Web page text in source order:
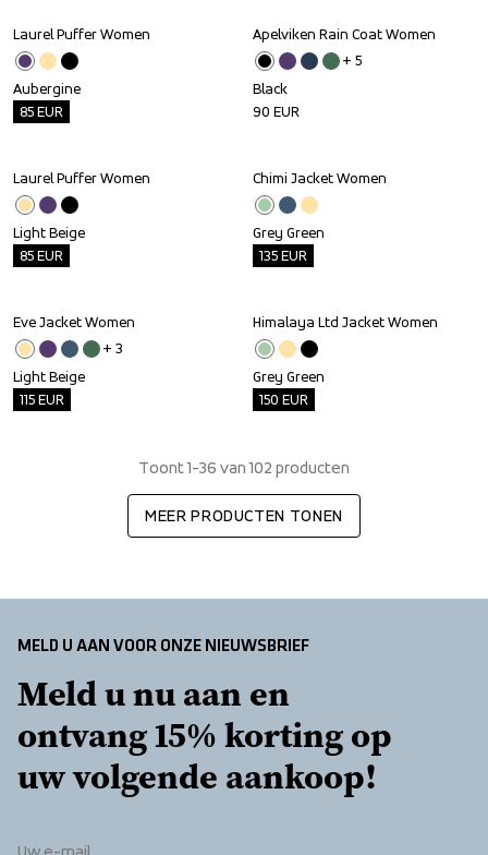
Outlet
Laurel Puffer Women
Aubergine
85EUR
Apelviken Rain Coat Women
+ 5
Black
90 EUR
Outlet
Laurel Puffer Women
Light Beige
85EUR
Outlet
Chimi Jacket Women
Grey Green
135EUR
Outlet
Eve Jacket Women
+ 3
Light Beige
115EUR
Outlet
Himalaya Ltd Jacket Women
Grey Green
150 EUR
Toont 1-36 van 102 producten
MEER PRODUCTEN TONEN
MELD U AAN VOOR ONZE NIEUWSBRIEF
Meld u nu aan en
ontvang 15% korting op
uw volgende aankoop!